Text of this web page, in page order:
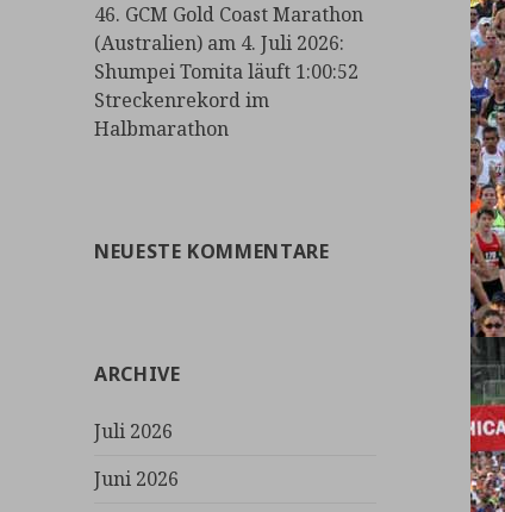
46. GCM Gold Coast Marathon
(Australien) am 4. Juli 2026:
Shumpei Tomita läuft 1:00:52
Streckenrekord im
Halbmarathon
NEUESTE KOMMENTARE
ARCHIVE
Juli 2026
Juni 2026